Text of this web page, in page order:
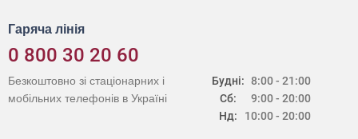
Гаряча лінія
0 800 30 20 60
Будні:
Сб:
Нд:
8:00 - 21:00
9:00 - 20:00
10:00 - 20:00
Безкоштовно зі стаціонарних і
мобільних телефонів в Україні